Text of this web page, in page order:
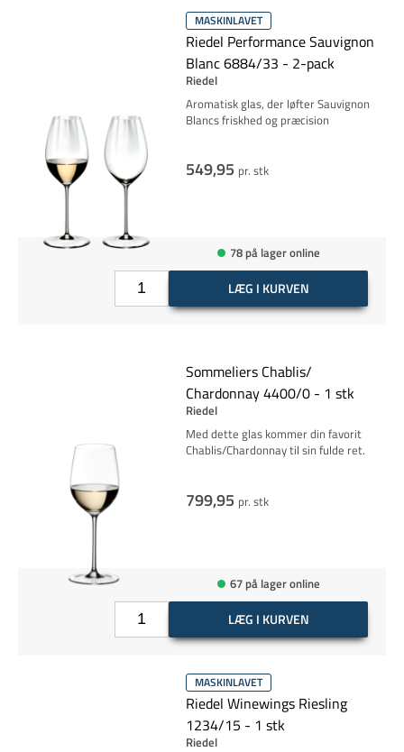
MASKINLAVET
Riedel Performance Sauvignon
Blanc 6884/33 - 2-pack
Riedel
Aromatisk glas, der løfter Sauvignon
Blancs friskhed og præcision
549,95 pr. stk
78 på lager online
LÆG I KURVEN
Sommeliers Chablis/
Chardonnay 4400/0 - 1 stk
Riedel
Med dette glas kommer din favorit
Chablis/Chardonnay til sin fulde ret.
799,95 pr. stk
67 på lager online
LÆG I KURVEN
MASKINLAVET
Riedel Winewings Riesling
1234/15 - 1 stk
Riedel